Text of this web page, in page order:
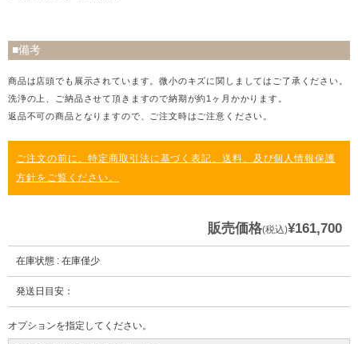
■備考
商品は店頭でも展示されています。微小のキズに関しましてはご了承ください。
洗浄の上、ご納品させて頂きますので納期が約1ヶ月かかります。
返品不可の商品となりますので、ご注文時はご注意ください。
ご注文の前に、特定商取引法に基づく表記、送料、及び個人情報保護
方針をご覧ください。
販売価格(税込)¥161,700
在庫状態 : 在庫僅少
発送日目安：
オプションを指定してください。